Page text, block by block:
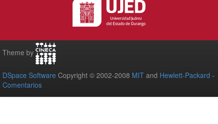
Theme by
DSpace Software Copyright © 2002-2008 MIT and Hewlett-Packard -
Comentarios